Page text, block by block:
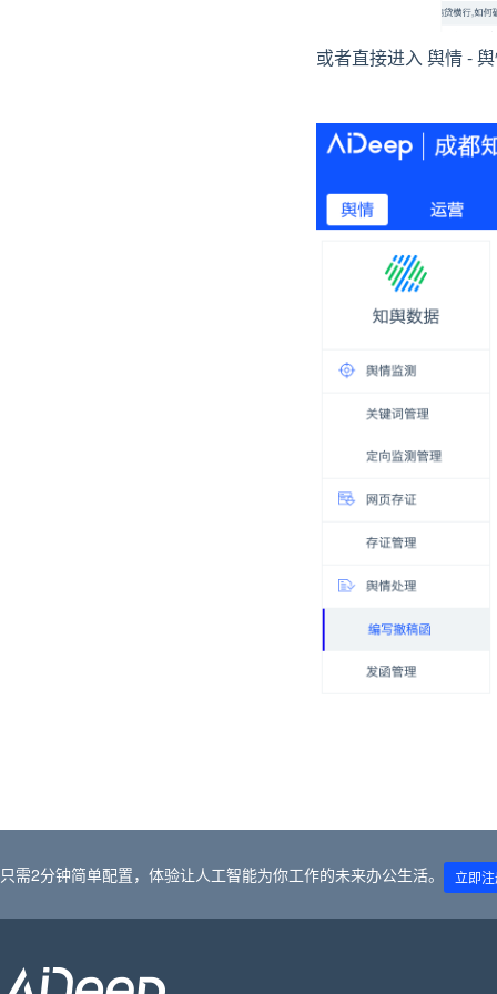
或者直接进入 舆情 -
只需2分钟简单配置，体验让人工智能为你工作的未来办公生活。 立即